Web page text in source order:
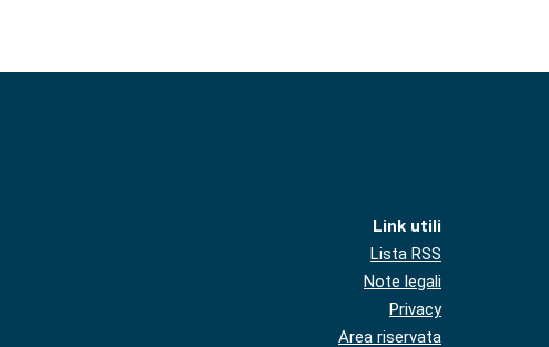
Link utili
Lista RSS
Note legali
Privacy
Area riservata